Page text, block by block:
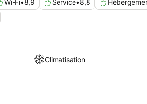
Wi-Fi•8,9 Service•8,8
Climatisation